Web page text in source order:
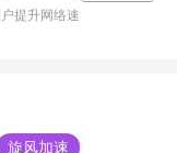
提升网络速度的工具，而
旋风加速